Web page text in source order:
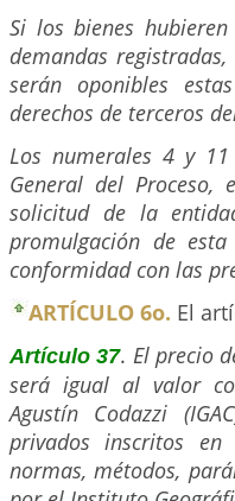
Si los bienes
demandas
serán oponibles
derechos de terceros
Los numerales 4 y
General del
solicitud de la
promulgación de
conformidad con las
ARTÍCULO 6o. El
Artículo 37. El precio
será igual al valor
Agustín Codazzi
privados inscritos
normas, métodos,